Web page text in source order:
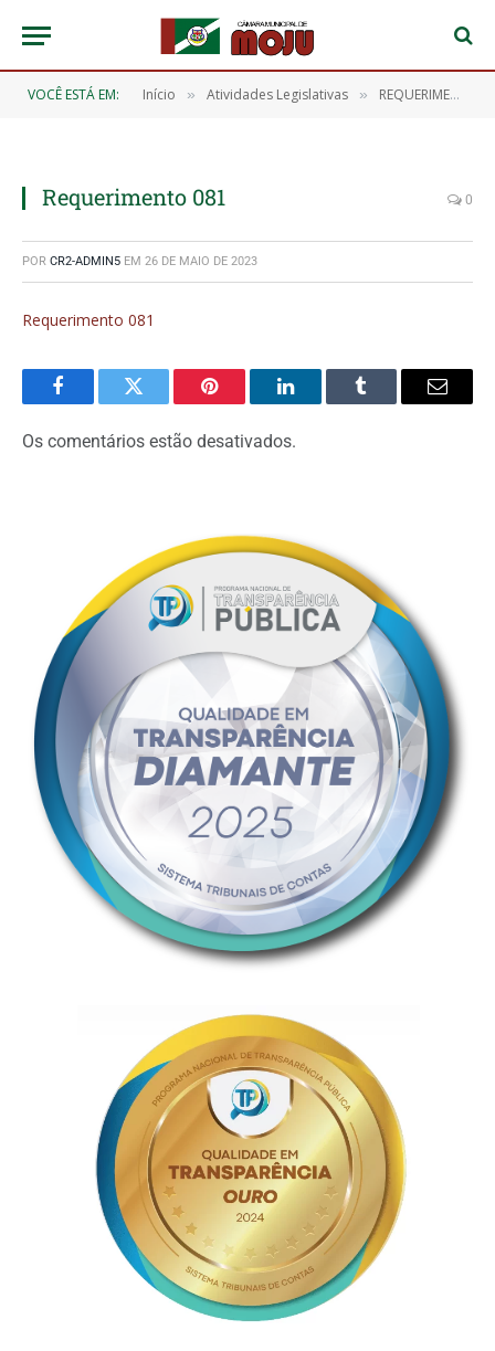
VOCÊ ESTÁ EM: Início » Atividades Legislativas » REQUERIMENTOS 2021
Requerimento 081 0
POR CR2-ADMIN5 EM 26 DE MAIO DE 2023
Requerimento 081
FacebookTwitter Pinterest O
LinkedIn
Tumblr
E-
Os comentários estão desativados.